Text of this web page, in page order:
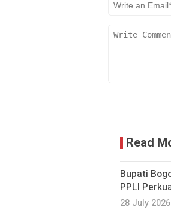
Read
Bupati
PPLI
28 July